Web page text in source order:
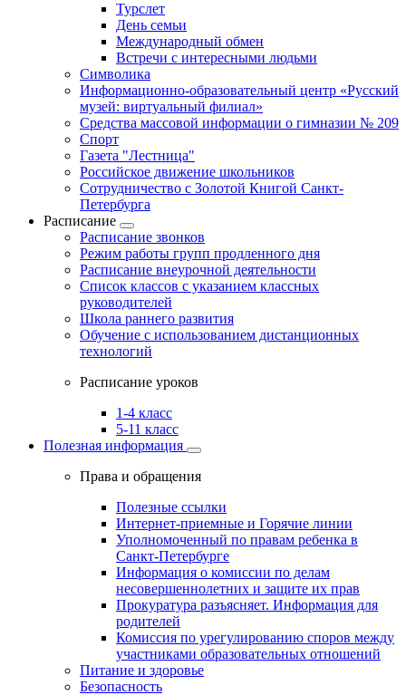
Турслет
День семьи
Международный обмен
Встречи с интересными людьми
Символика
Информационно-образовательный центр «Русский
музей: виртуальный филиал»
Средства массовой информации о гимназии № 209
Спорт
Газета "Лестница"
Российское движение школьников
Сотрудничество с Золотой Книгой Санкт-
Петербурга
Расписание
Расписание звонков
Режим работы групп продленного дня
Расписание внеурочной деятельности
Список классов с указанием классных
руководителей
Школа раннего развития
Обучение с использованием дистанционных
технологий
Расписание уроков
1-4 класс
5-11 класс
Полезная информация
Права и обращения
Полезные ссылки
Интернет-приемные и Горячие линии
Уполномоченный по правам ребенка в
Санкт-Петербурге
Информация о комиссии по делам
несовершеннолетних и защите их прав
Прокуратура разъясняет. Информация для
родителей
Комиссия по урегулированию споров между
участниками образовательных отношений
Питание и здоровье
Безопасность